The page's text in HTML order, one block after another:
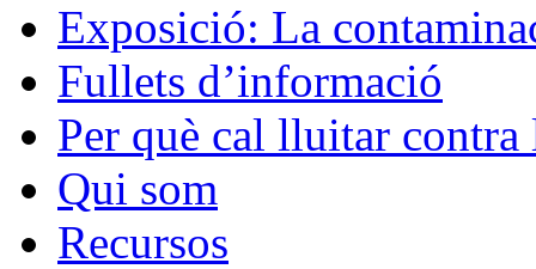
Exposició: La
Fullets d’informació
Per què cal lluitar
Qui som
Recursos